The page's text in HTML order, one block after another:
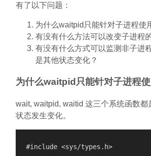
有了以下问题：
为什么waitpid只能针对子进程使
有没有什么方法可以改变子进程
有没有什么方式可以监测非子进
是其他状态变化？
为什么waitpid只能针对子进程使
wait, waitpid, waitid 这三个系统函数都
状态发生变化。
#include <sys/types.h>